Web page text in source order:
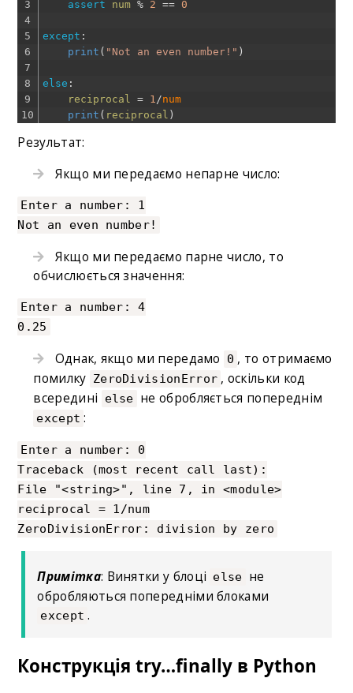
3
4
5
6
7
8
9
10
assert num % 2 == 0
except :
print ( "Not an even number!" )
else :
reciprocal
= 1/num
print ( reciprocal )
Результат:
Якщо ми передаємо непарне число:
Enter a number: 1
Not an even number!
Якщо ми передаємо парне число, то
обчислюється значення:
Enter a number: 4
0.25
Однак, якщо ми передамо 0 , то отримаємо
помилку ZeroDivisionError , оскільки код
всередині
else не обробляється попереднім
except :
Enter a number: 0
Traceback (most recent call last):
File "<string>", line 7, in <module>
reciprocal = 1/num
ZeroDivisionError: division by zero
Примітка: Винятки у блоці else не
обробляються попередніми блоками
except .
Конструкція try…finally в Python